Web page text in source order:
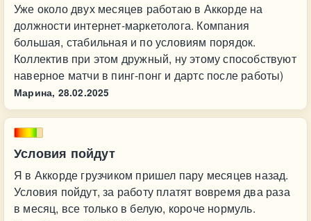
Уже около двух месяцев работаю в Аккорде на
должности интернет-маркетолога. Компания
большая, стабильная и по условиям порядок.
Коллектив при этом дружный, ну этому способствуют
наверное матчи в пинг-понг и дартс после работы)
Марина, 28.02.2025
Условия пойдут
Я в Аккорде грузчиком пришел пару месяцев назад.
Условия пойдут, за работу платят вовремя два раза
в месяц, все только в белую, короче нормуль.